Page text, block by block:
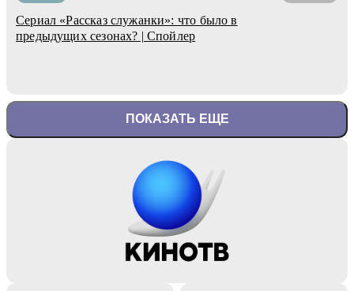
Сериал «Рассказ служанки»: что было в
предыдущих сезонах? | Спойлер
ПОКАЗАТЬ ЕЩЕ